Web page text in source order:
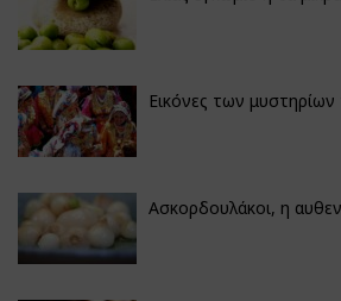
Εικόνες των
Ασκορδουλάκοι, η